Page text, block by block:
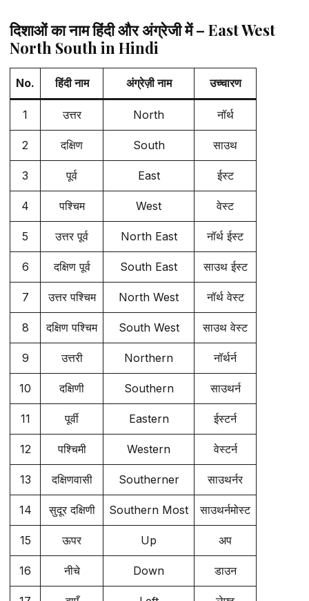
दिशाओं का नाम हिंदी और अंग्रेजी में – East West
North South in Hindi
No. हिंदी नाम अंग्रेज़ी नाम उच्चारण
1 उत्तर North नॉर्थ
2 दक्षिण South साउथ
3 पूर्व East ईस्ट
4 पश्चिम West वेस्ट
5 उत्तर पूर्व North East नॉर्थ ईस्ट
6 दक्षिण पूर्व South East साउथ ईस्ट
7 उत्तर पश्चिम North West नॉर्थ वेस्ट
8 दक्षिण पश्चिम South West साउथ वेस्ट
9 उत्तरी Northern नॉर्थर्न
10 दक्षिणी Southern साउथर्न
11 पूर्वी Eastern ईस्टर्न
12 पश्चिमी Western वेस्टर्न
13 दक्षिणवासी Southerner साउथर्नर
14 सुदूर दक्षिणी Southern Most साउथर्नमोस्ट
15 ऊपर Up अप
16 नीचे Down डाउन